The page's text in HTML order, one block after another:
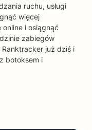
ruchu, usługi
więcej
i osiągnąć
zabiegów
już dziś i
botoksem i